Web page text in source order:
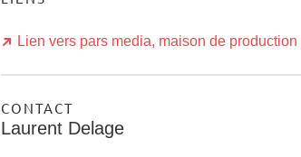
Lien vers pars media, maison de
CONTACT
Laurent Delage